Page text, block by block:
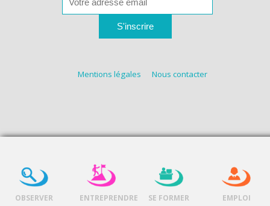
OBSERVER ENTREPRENDRE SE FORMER EMPLOI
S'inscrire
Mentions légales Nous contacter